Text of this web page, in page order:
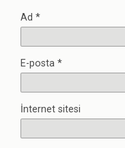
Ad *
E-posta *
İnternet sitesi